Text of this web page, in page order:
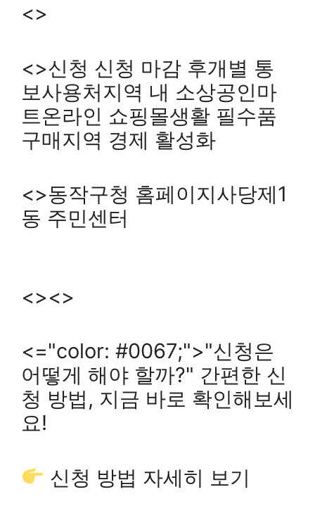
<>
<>신청 신청 마감 후개별 통
보사용처지역 내 소상공인마
트온라인 쇼핑몰생활 필수품
구매지역 경제 활성화
<>동작구청 홈페이지사당제1
동 주민센터
<><>
<="color: #0067;">"신청은
어떻게 해야 할까?" 간편한 신
청 방법, 지금 바로 확인해보세
요!
신청 방법 자세히 보기